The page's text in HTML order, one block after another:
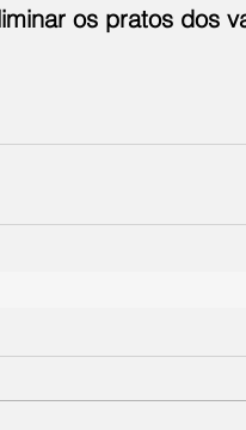
os pratos dos